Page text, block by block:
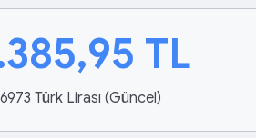
TL
Türk Lirası (Güncel)